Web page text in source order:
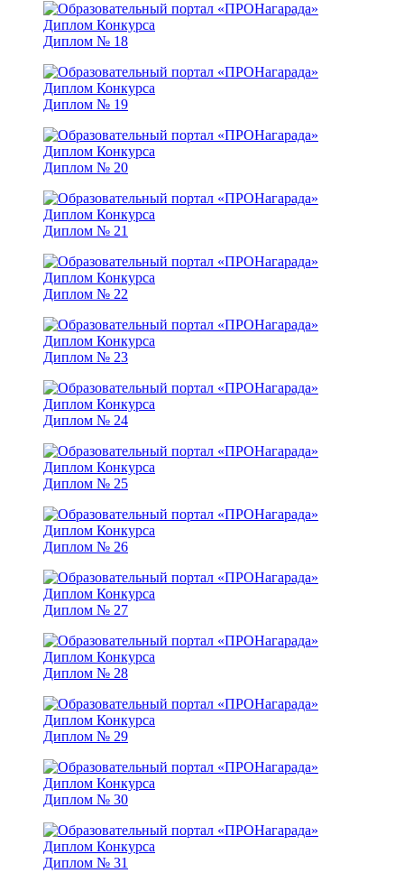
Диплом № 18
Диплом № 19
Диплом № 20
Диплом № 21
Диплом № 22
Диплом № 23
Диплом № 24
Диплом № 25
Диплом № 26
Диплом № 27
Диплом № 28
Диплом № 29
Диплом № 30
Диплом № 31